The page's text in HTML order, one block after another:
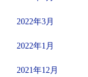
2022年3月
2022年1月
2021年12月